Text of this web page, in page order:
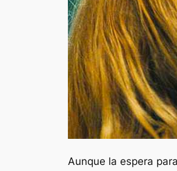
Aunque la espera